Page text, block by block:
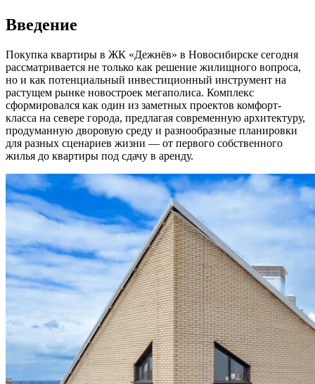
Введение
Покупка квартиры в ЖК «Дежнёв» в Новосибирске сегодня
рассматривается не только как решение жилищного вопроса,
но и как потенциальный инвестиционный инструмент на
растущем рынке новостроек мегаполиса. Комплекс
сформировался как один из заметных проектов комфорт-
класса на севере города, предлагая современную архитектуру,
продуманную дворовую среду и разнообразные планировки
для разных сценариев жизни — от первого собственного
жилья до квартиры под сдачу в аренду.